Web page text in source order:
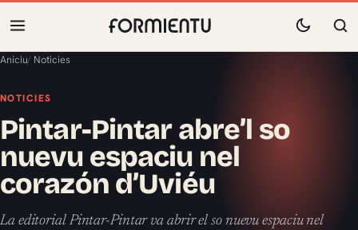
Aniciu/ Noticies
NOTICIES
Pintar-Pintar abre’l so
nuevu espaciu nel
corazón d’Uviéu
La editorial Pintar-Pintar va abrir el so nuevu espaciu nel